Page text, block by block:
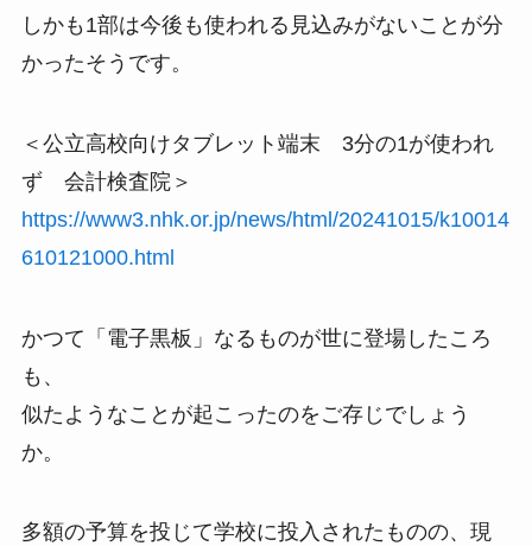
しかも1部は今後も使われる見込みがないことが分
かったそうです。
＜公立高校向けタブレット端末 3分の1が使われ
ず 会計検査院＞
https://www3.nhk.or.jp/news/html/20241015/k10014
610121000.html
かつて「電子黒板」なるものが世に登場したころ
も、
似たようなことが起こったのをご存じでしょう
か。
多額の予算を投じて学校に投入されたものの、現